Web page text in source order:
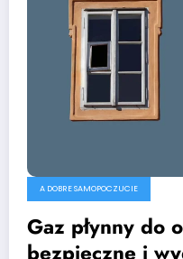
A DOBRE SAMOPOCZUCIE
Gaz płynny do
bezpieczne i